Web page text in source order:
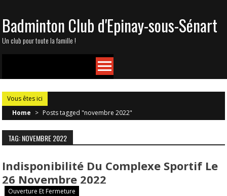
to
content
Badminton Club d'Epinay-sous-Sénart
Un club pour toute la famille !
Vous êtes ici
Home > Posts tagged "novembre 2022"
TAG: NOVEMBRE 2022
Indisponibilité Du Complexe Sportif Le
26 Novembre 2022
Ouverture Et Fermeture